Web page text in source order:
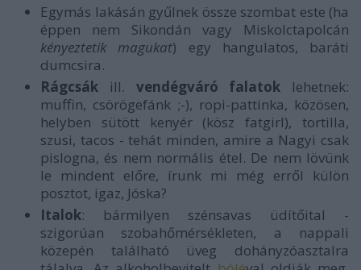
Egymás lakásán gyűlnek össze szombat este (ha
éppen nem Sikondán vagy Miskolctapolcán
kényeztetik magukat) egy hangulatos, baráti
dumcsira.
Rágcsák ill. vendégváró falatok lehetnek:
muffin, csörögefánk ;-), ropi-pattinka, közösen,
helyben sütött kenyér (kösz fatgirl), tortilla,
szusi, tacos - tehát minden, amire a Nagyi csak
pislogna, és nem normális étel. De nem lövünk
le mindent előre, írunk mi még erről külön
posztot, igaz, Jóska?
Italok: bármilyen szénsavas üdítőital -
szigorúan szobahőmérsékleten, a nappali
közepén található üveg dohányzóasztalra